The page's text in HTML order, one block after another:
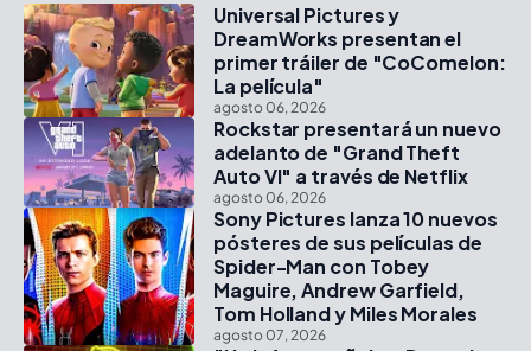
Universal Pictures y
DreamWorks presentan el
primer tráiler de "CoComelon:
La película"
agosto 06, 2026
Rockstar presentará un nuevo
adelanto de "Grand Theft
Auto VI" a través de Netflix
agosto 06, 2026
Sony Pictures lanza 10 nuevos
pósteres de sus películas de
Spider-Man con Tobey
Maguire, Andrew Garfield,
Tom Holland y Miles Morales
agosto 07, 2026